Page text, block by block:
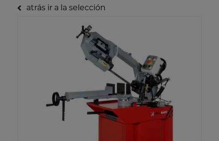
atrás ir a la selección